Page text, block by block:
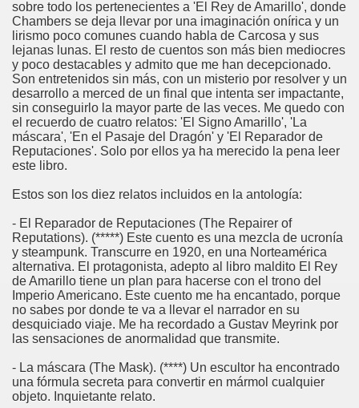
sobre todo los pertenecientes a 'El Rey de Amarillo', donde
Chambers se deja llevar por una imaginación onírica y un
lirismo poco comunes cuando habla de Carcosa y sus
lejanas lunas. El resto de cuentos son más bien mediocres
y poco destacables y admito que me han decepcionado.
Son entretenidos sin más, con un misterio por resolver y un
desarrollo a merced de un final que intenta ser impactante,
sin conseguirlo la mayor parte de las veces. Me quedo con
el recuerdo de cuatro relatos: 'El Signo Amarillo', 'La
máscara', 'En el Pasaje del Dragón' y 'El Reparador de
Reputaciones'. Solo por ellos ya ha merecido la pena leer
este libro.
Estos son los diez relatos incluidos en la antología:
- El Reparador de Reputaciones (The Repairer of
Reputations). (*****) Este cuento es una mezcla de ucronía
y steampunk. Transcurre en 1920, en una Norteamérica
alternativa. El protagonista, adepto al libro maldito El Rey
de Amarillo tiene un plan para hacerse con el trono del
Imperio Americano. Este cuento me ha encantado, porque
no sabes por donde te va a llevar el narrador en su
desquiciado viaje. Me ha recordado a Gustav Meyrink por
las sensaciones de anormalidad que transmite.
- La máscara (The Mask). (****) Un escultor ha encontrado
una fórmula secreta para convertir en mármol cualquier
objeto. Inquietante relato.